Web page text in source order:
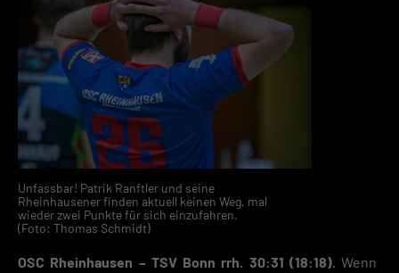
Unfassbar! Patrik Ranftler und seine
Rheinhausener finden aktuell keinen Weg, mal
wieder zwei Punkte für sich einzufahren.
(Foto: Thomas Schmidt)
OSC Rheinhausen – TSV Bonn rrh. 30:31 (18:18). Wenn